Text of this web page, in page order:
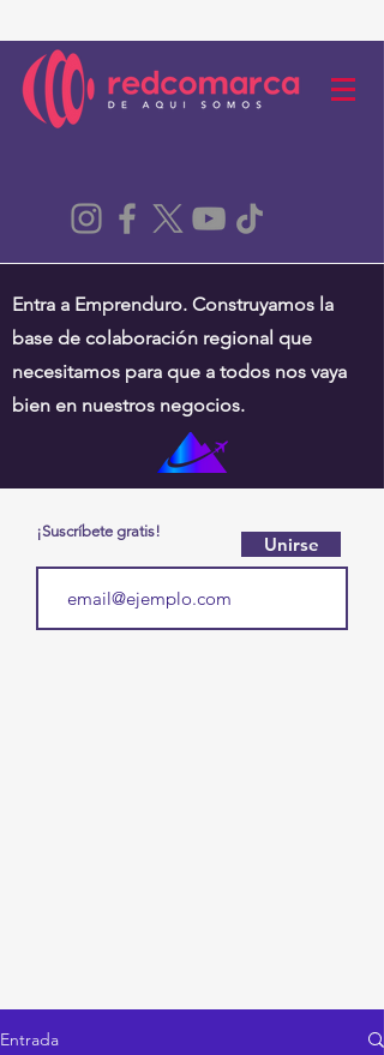
Entra a Emprenduro. Construyamos la
base de colaboración regional que
necesitamos para que a todos nos vaya
bien en nuestros negocios.
¡Suscríbete gratis!
Unirse
Entrada